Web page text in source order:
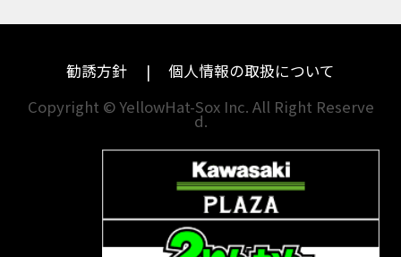
ドゥカティ
他海外ﾒｰｶｰ
福岡
長崎
熊本
勧誘方針
個人情報の取扱について
Copyright © YellowHat-Sox Inc. All Right Reserve
d.